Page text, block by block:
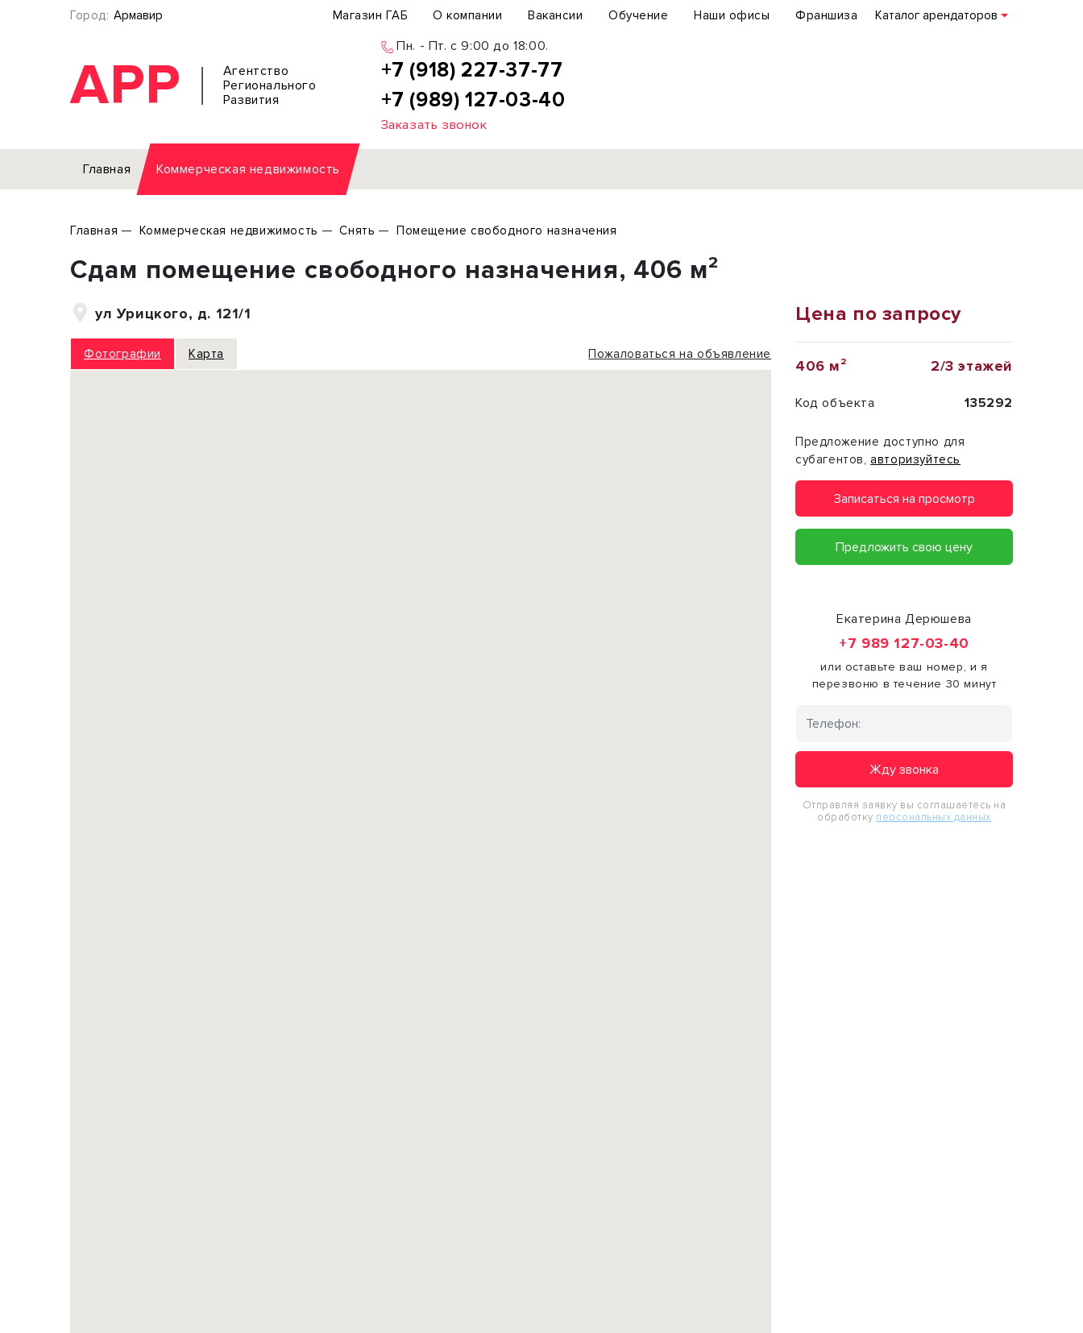
Город: Армавир Магазин ГАБ О компании Вакансии Обучение Наши офисы Франшиза Каталог арендаторов
АРР
Агентство
Регионального
Развития
Пн. - Пт. c 9:00 до 18:00.
+7 (918) 227-37-77
+7 (989) 127-03-40
Заказать звонок
Главная Коммерческая недвижимость
Торговое помещение
Склад
Производство
Земельный участок
Отдельное здание
Торговое помещение
Главная Коммерческая недвижимость Снять Помещение свободного назначения
Сдам помещение свободного назначения, 406 м²
ул Урицкого, д. 121/1
Фотографии Карта Пожаловаться на объявление
Цена по запросу
406 м² 2/3 этажей
Код объекта 135292
Предложение доступно для
субагентов,авторизуйтесь
Записаться на просмотр
Предложить свою цену
Екатерина Дерюшева
+7 989 127-03-40
или оставьте ваш номер, и я
перезвоню в течение 30 минут
Жду звонка
Отправляя заявку вы соглашаетесь на
обработку персональных данных